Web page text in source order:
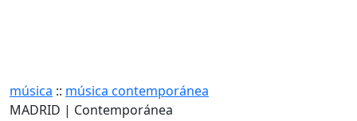
música :: música contemporánea
MADRID | Contemporánea